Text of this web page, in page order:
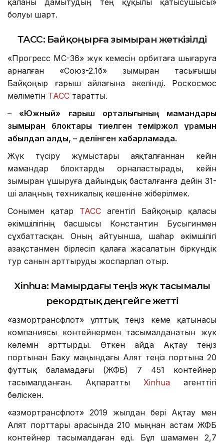
болуы шарт.
ТАСС: Байқоңырға зымыран жеткізілді
«Прогресс МС-36» жүк кемесін орбитаға шығаруға
арналған «Союз-2.1б» зымыран тасығышы
Байқоңыр ғарыш айлағына әкелінді. Роскосмос
мәліметін ТАСС таратты.
– «Южный» ғарыш орталығының мамандары
зымыран блоктары тиелген теміржол құрамын
қабылдап алды, – делінген хабарламада.
Жүк түсіру жұмыстары аяқталғаннан кейін
мамандар блоктарды орналастырады, кейін
зымыран ұшыруға дайындық басталғанға дейін 31-
ші алаңның техникалық кешеніне жіберілмек.
Сонымен қатар ТАСС агентігі Байқоңыр қаласы
әкімшілігінің басшысы Константин Бусыгинмен
сұхбаттасқан. Оның айтуынша, шаһар әкімшілігі
Қазақстанмен бірлесіп қалаға жасалатын біркүндік
тур санын арттыруды жоспарлап отыр.
Xinhua: Мамырдағы теңіз жүк тасымалы
рекордтық деңгейге жетті
«Қазмортрансфлот» ұлттық теңіз кеме қатынасы
компаниясы контейнермен тасымалданатын жүк
көлемін арттырды. Өткен айда Ақтау теңіз
портынан Баку маңындағы Алят теңіз портына 20
футтық баламадағы (ЖФБ) 7 451 контейнер
тасымалданған. Ақпаратты Xinhua агенттігі
бөліскен.
«Қазмортрансфлот» 2019 жылдан бері Ақтау мен
Алят порттары арасында 210 мыңнан астам ЖФБ
контейнер тасымалдаған еді. Бұл шамамен 2,7